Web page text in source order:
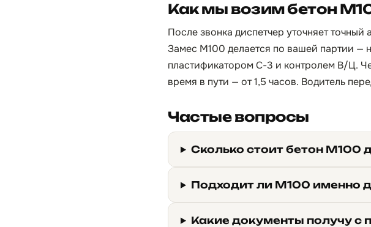
Как мы возим бетон
После звонка диспетчер уточняет
Замес М100 делается по вашей партии —
пластификатором С-3 и контролем В/Ц.
время в пути — от 1,5 часов. Водитель
Частые вопросы
Сколько стоит бетон М100
Подходит ли М100 именно
Какие документы получу с